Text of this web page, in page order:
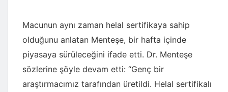
Macunun aynı zaman helal sertifikaya sahip
olduğunu anlatan Menteşe, bir hafta içinde
piyasaya sürüleceğini ifade etti. Dr. Menteşe
sözlerine şöyle devam etti: “Genç bir
araştırmacımız tarafından üretildi. Helal sertifikalı